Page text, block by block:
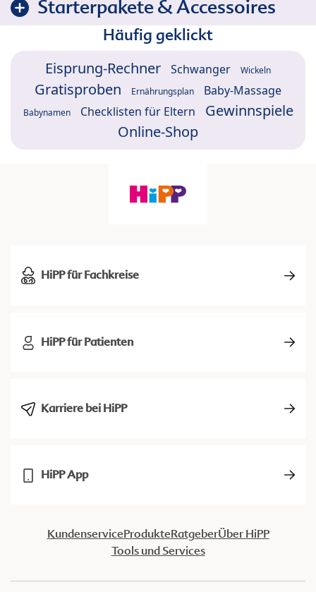
Starterpakete & Accessoires
Häufig geklickt
Eisprung-Rechner Schwanger Wickeln
Gratisproben Ernährungsplan Baby-Massage
Babynamen Checklisten für Eltern
Gewinnspiele
Online-Shop
HiPP für Fachkreise
HiPP für Patienten
Karriere bei HiPP
HiPP App
KundenserviceProdukteRatgeberÜber HiPP
Tools und Services